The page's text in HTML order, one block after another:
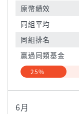
原幣績效
同組平均
同組排名
贏過同類基金
25%
6月